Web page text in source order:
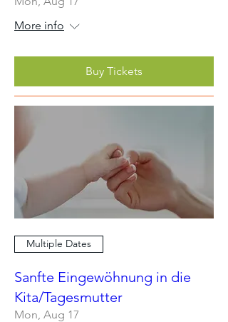
More info
Buy Tickets
Multiple Dates
Sanfte Eingewöhnung in die
Kita/Tagesmutter
Mon, Aug 17